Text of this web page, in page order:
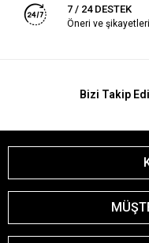
7 / 24 DESTEK
Öneri ve
Bizi Takip